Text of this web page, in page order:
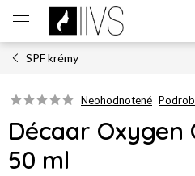
obsah
SPF krémy
Neohodnotené
Décaar Oxygen
50 ml